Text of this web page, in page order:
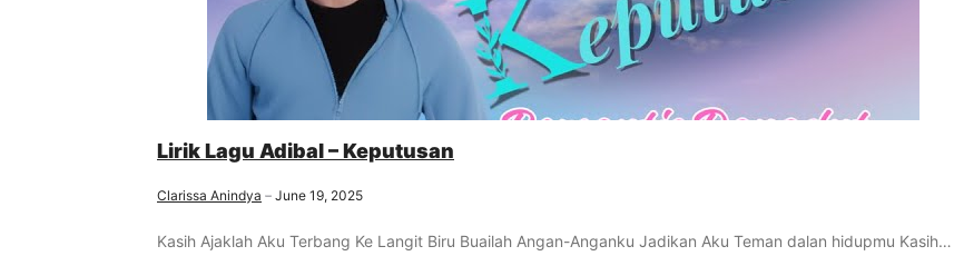
Lirik Lagu Adibal – Keputusan
Clarissa Anindya June 19, 2025
Kasih Ajaklah Aku Terbang Ke Langit Biru Buailah Angan-Anganku Jadikan Aku Teman dalan hidupmu Kasih…